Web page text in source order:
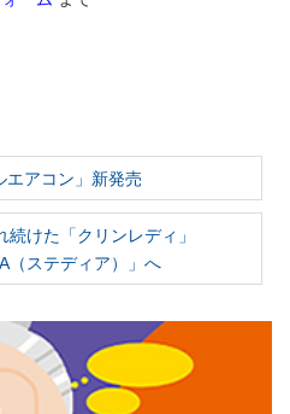
アコン」新発売
けた「クリンレディ」
（ステディア）」へ